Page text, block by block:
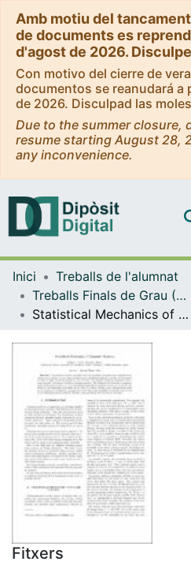
Amb motiu del
de documents es
d'agost de 2026.
Con motivo del cierre de
documentos se reanudará a
de 2026. Disculpad las
Due to the summer closure,
resume starting August 28,
any inconvenience.
Inici
Treballs de l'alumnat
Treballs Finals de Grau (TFG) - Física
Statistical Mechanics of Granular Systems
Fitxers